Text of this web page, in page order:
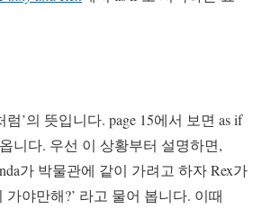
럼’의 뜻입니다. page 15에서 보면 as if
니다. 우선 이 상황부터 설명하면,
가 박물관에 같이 가려고 하자 Rex가
가야만해?’ 라고 물어 봅니다. 이때